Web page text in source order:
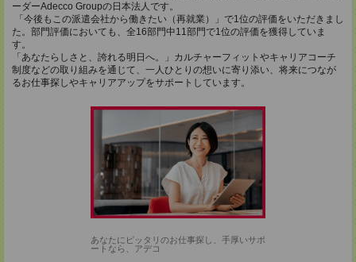
ーダーAdecco Groupの日本法人です。
「今後もこの派遣会社から働きたい（再就業）」で1位の評価をいただきまし
た。部門評価においても、全16部門中11部門で1位の評価を獲得していま
す。
「あなたらしさと、誇れる明日へ。」カルチャーフィットやキャリアコーチ
制度などの取り組みを通じて、一人ひとりの想いに寄り添い、将来につなが
るお仕事探しやキャリアアップをサポートしています。
あなたにピッタリのお仕事探し、手厚いサポ
ートなら、アデコ